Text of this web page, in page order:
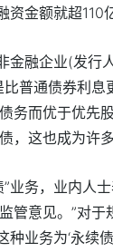
金额就超110
金融企业(发行
普通债券利
务而优于优先
，这也成为许
业务，业内人
管意见。”对
种业务为‘永续